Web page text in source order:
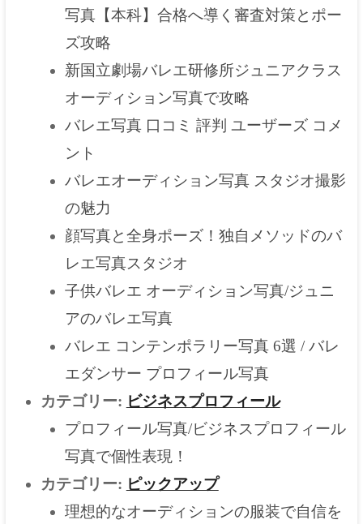
写真【本科】合格へ導く審査対策とポー
ズ攻略
新国立劇場バレエ研修所ジュニアクラス
オーディション写真で攻略
バレエ写真 口コミ 評判 ユーザーズ コメ
ント
バレエオーディション写真 スタジオ撮影
の魅力
顔写真と全身ポーズ！独自メソッドのバ
レエ写真スタジオ
子供バレエ オーディション写真/ジュニ
アのバレエ写真
バレエ コンテンポラリー写真 6選 / バレ
エダンサー プロフィール写真
カテゴリー: ビジネスプロフィール
プロフィール写真/ビジネスプロフィール
写真で個性表現！
カテゴリー: ピックアップ
理想的なオーディションの服装で自信を